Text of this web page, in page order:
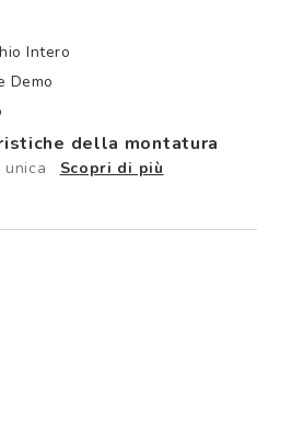
Intero
Demo
della montatura
unica
Scopri di più